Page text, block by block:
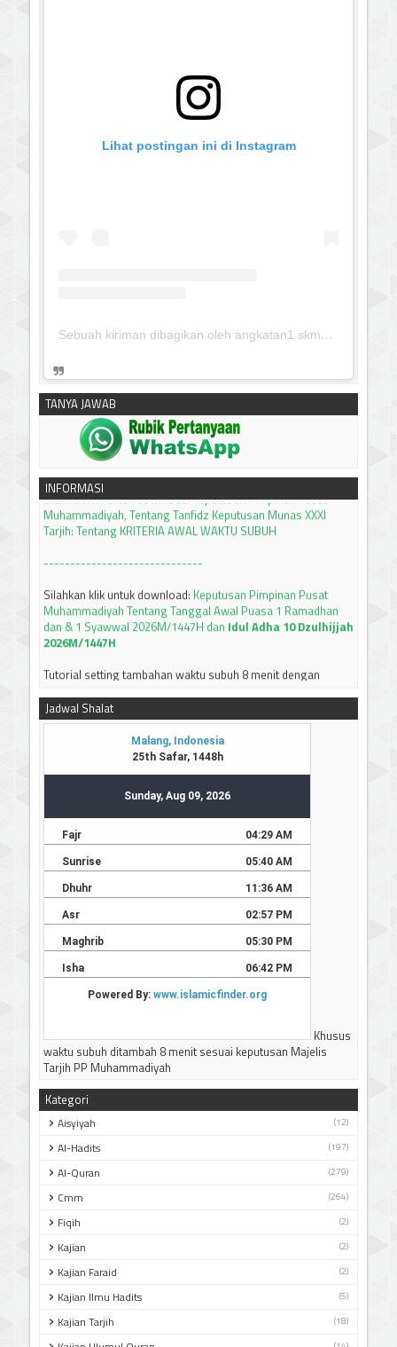
Lihat postingan ini di Instagram
Sebuah kiriman dibagikan oleh angkatan1 skmm 2020 (@albayaanyinfo)
TANYA JAWAB
INFORMASI
silahkan klik untuk download:Keputusan Pimpinan Pusat
Muhammadiyah, Tentang Tanfidz Keputusan Munas XXXI
Tarjih: Tentang KRITERIA AWAL WAKTU SUBUH
------------------------------
Muhammadiyah Tentang Tanggal Awal Puasa 1 Ramadhan
dan & 1 Syawwal 2026M/1447H danIdul Adha 10 Dzulhijjah
2026M/1447H
Tutorial setting tambahan waktu subuh 8 menit dengan
apllikasi PRAYER TIMES and QIBLASilahkan KLIK
JADWAL IMSAKIYAH BULAN RAMADHAN 1447 H / 2026 M
JAWA TIMURSilahkan bisa didownload
-----------------------------Terima kasih
Jadwal Shalat
Khusus
waktu subuh ditambah 8 menit sesuai keputusan Majelis
Tarjih PP Muhammadiyah
Kategori
Aisyiyah (12)
Al-Hadits (197)
Al-Quran (279)
Cmm (264)
Fiqih (2)
Kajian (2)
Kajian Faraid (2)
Kajian Ilmu Hadits (5)
Kajian Tarjih (18)